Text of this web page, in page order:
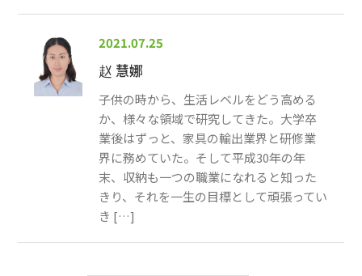
2021.07.25
赵 慧娜
子供の時から、生活レベルをどう高める
か、様々な領域で研究してきた。大学卒
業後はずっと、家具の輸出業界と研修業
界に務めていた。そして平成30年の年
末、収納も一つの職業になれると知った
きり、それを一生の目標として頑張ってい
き […]